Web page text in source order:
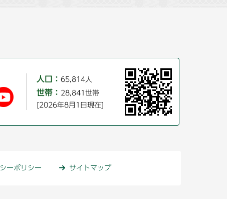
人口： 65,814人
世帯： 28,841世帯
[2026年8月1日現在]
ーポリシー サイトマップ